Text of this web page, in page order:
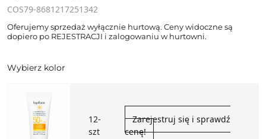
COS79-8681217251342
Oferujemy sprzedaż wyłącznie hurtową. Ceny widoczne są
dopiero po REJESTRACJI i zalogowaniu w hurtowni.
Wybierz kolor
12-
szt
Zarejestruj się i sprawdź
cenę!